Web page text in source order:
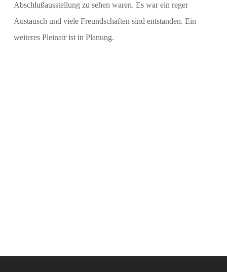
Abschlußausstellung zu sehen waren. Es war ein reger
Austausch und viele Freundschaften sind entstanden. Ein
weiteres Pleinair ist in Planung.